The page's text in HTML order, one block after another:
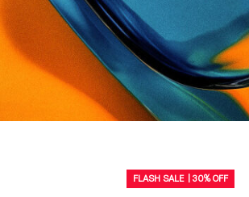
FLASH SALE | 30% OFF